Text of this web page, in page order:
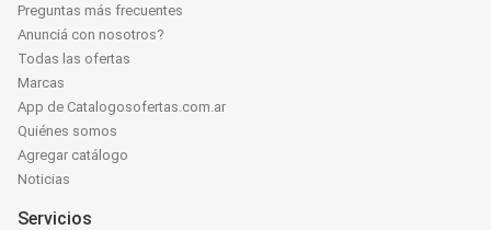
Preguntas más frecuentes
Anunciá con nosotros?
Todas las ofertas
Marcas
App de Catalogosofertas.com.ar
Quiénes somos
Agregar catálogo
Noticias
Servicios